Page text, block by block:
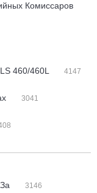
Комиссаров
460/460L 4147
3041
3146